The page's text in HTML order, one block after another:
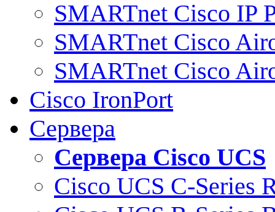
SMARTnet Cisco IP
SMARTnet Cisco
SMARTnet Cisco
Cisco IronPort
Сервера
Сервера Cisco UCS
Cisco UCS C-Series